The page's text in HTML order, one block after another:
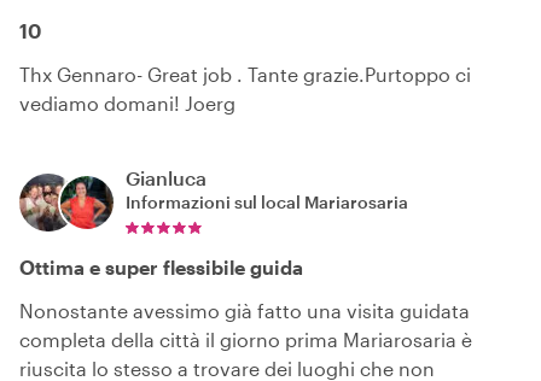
10
Thx Gennaro- Great job . Tante grazie.Purtoppo ci
vediamo domani! Joerg
Gianluca
Informazioni sul local Mariarosaria
Ottima e super flessibile guida
Nonostante avessimo già fatto una visita guidata
completa della città il giorno prima Mariarosaria è
riuscita lo stesso a trovare dei luoghi che non